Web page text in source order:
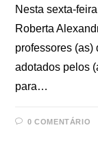
Nesta sexta-
Roberta
professores (as)
adotados pelos
para…
0 COMENTÁRIO